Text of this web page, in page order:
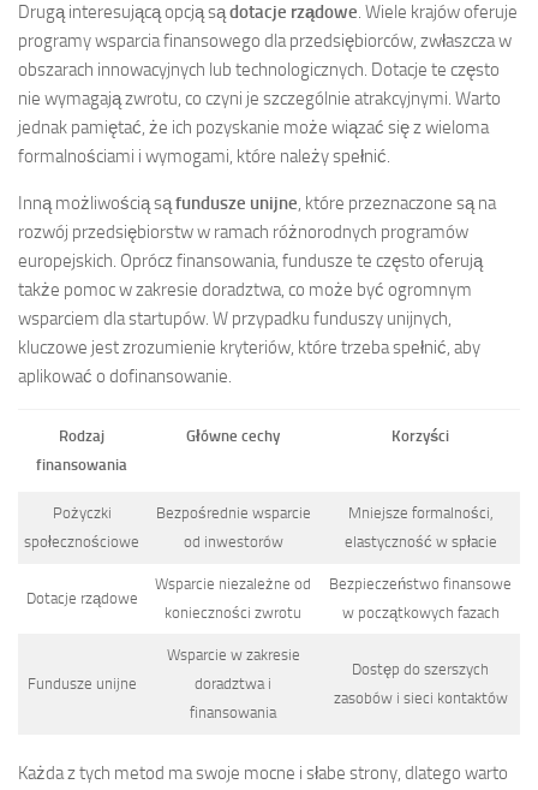
Drugą interesującą opcją sądotacje rządowe. Wiele krajów oferuje
programy wsparcia finansowego dla przedsiębiorców, zwłaszcza w
obszarach innowacyjnych lub technologicznych. Dotacje te często
nie wymagają zwrotu, co czyni je szczególnie atrakcyjnymi. Warto
jednak pamiętać, że ich pozyskanie może wiązać się z wieloma
formalnościami i wymogami, które należy spełnić.
Inną możliwością sąfundusze unijne, które przeznaczone są na
rozwój przedsiębiorstw w ramach różnorodnych programów
europejskich. Oprócz finansowania, fundusze te często oferują
także pomoc w zakresie doradztwa, co może być ogromnym
wsparciem dla startupów. W przypadku funduszy unijnych,
kluczowe jest zrozumienie kryteriów, które trzeba spełnić, aby
aplikować o dofinansowanie.
Rodzaj
finansowania
Główne cechy Korzyści
Pożyczki
społecznościowe
Bezpośrednie wsparcie
od inwestorów
Mniejsze formalności,
elastyczność w spłacie
Dotacje rządowe
Wsparcie niezależne od
konieczności zwrotu
Bezpieczeństwo finansowe
w początkowych fazach
Fundusze unijne
Wsparcie w zakresie
doradztwa i
finansowania
Dostęp do szerszych
zasobów i sieci kontaktów
Każda z tych metod ma swoje mocne i słabe strony, dlatego warto